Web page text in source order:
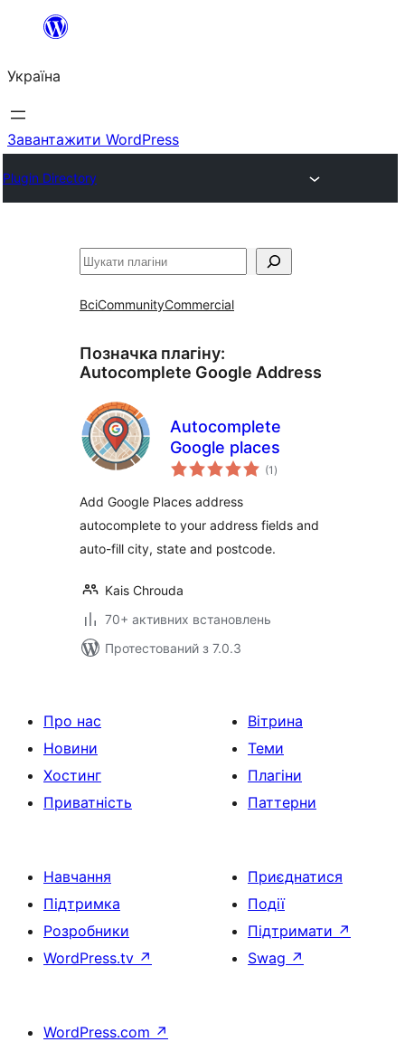
Перейти
вмісту
Україна
Завантажити WordPress
Plugin Directory
Пошук
ВсіCommunityCommercial
Позначка плагіну:
Autocomplete Google Address
Autocomplete
Google places
(1 загальний
рейтинг
)
Add Google Places address
autocomplete to your address fields and
auto-fill city, state and postcode.
Kais Chrouda
70+ активних встановлень
Протестований з 7.0.3
Про нас
Новини
Хостинг
Приватність
Вітрина
Теми
Плагіни
Паттерни
Навчання
Підтримка
Розробники
WordPress.tv ↗
Приєднатися
Події
Підтримати ↗
Swag ↗
WordPress.com ↗